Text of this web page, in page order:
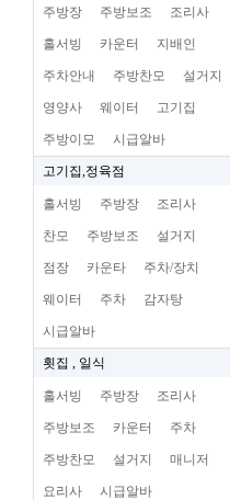
주방장 주방보조 조리사
홀서빙 카운터 지배인
주차안내 주방찬모 설거지
영양사 웨이터 고기집
주방이모 시급알바
고기집,정육점
홀서빙 주방장 조리사
찬모 주방보조 설거지
점장 카운타 주차/장치
웨이터 주차 감자탕
시급알바
횟집 , 일식
홀서빙 주방장 조리사
주방보조 카운터 주차
주방찬모 설거지 매니저
요리사 시급알바